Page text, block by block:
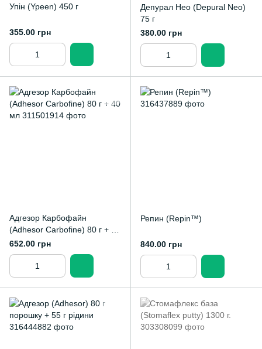
Упін (Ypeen) 450 г
355.00 грн
Депурал Нео (Depural Neo)
75 г
380.00 грн
Адгезор Карбофайн
(Adhesor Carbofine) 80 г + 40
мл
652.00 грн
Репин (Repin™)
840.00 грн